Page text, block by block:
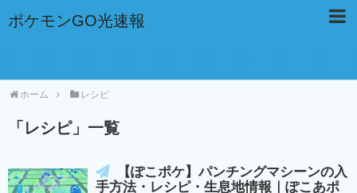
ポケモンGO光速報
ホーム レシピ
「 レシピ」 一覧
【ぽこポケ】パンチングマシーンの入
手方法・レシピ・生息地情報｜ぽこあポ